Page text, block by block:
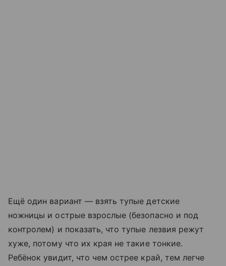
Ещё один вариант — взять тупые детские
ножницы и острые взрослые (безопасно и под
контролем) и показать, что тупые лезвия режут
хуже, потому что их края не такие тонкие.
Ребёнок увидит, что чем острее край, тем легче